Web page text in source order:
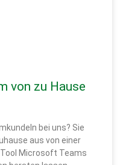
von zu Hause
bei uns? Sie
aus von einer
Microsoft Teams